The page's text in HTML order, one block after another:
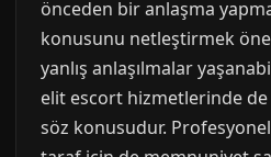
önceden bir anlaşma
konusunu netleştirmek
yanlış anlaşılmalar
elit escort hizmetlerinde
söz konusudur.